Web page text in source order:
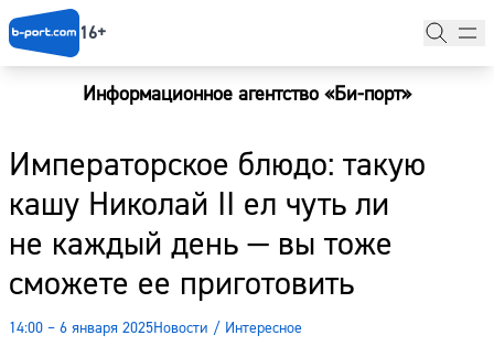
16+
Информационное агентство «Би-порт»
Императорское блюдо: такую
кашу Николай II ел чуть ли
не каждый день — вы тоже
сможете ее приготовить
14:00 – 6 января 2025Новости / Интересное
Новости
Наши гости
Фоторепортажи
Погода